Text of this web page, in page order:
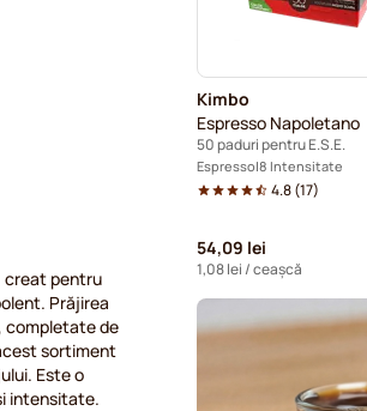
Kimbo
Espresso Napoletano
50 paduri pentru E.S.E.
Espresso 8 Intensitate
4.8(17)
54,09 lei
1,08 lei / ceașcă
creat pentru
Prăjirea
completate de
sortiment
Este o
intensitate.